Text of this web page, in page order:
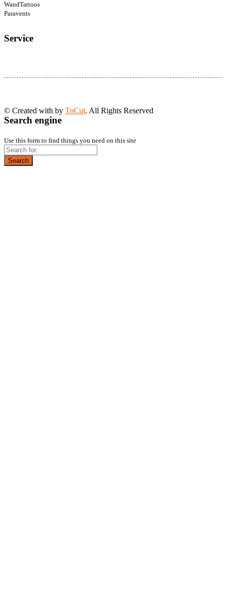
WandTattoos
Paravents
Service
© Created with by ToCut. All Rights Reserved
Search engine
Use this form to find things you need on this site
Search